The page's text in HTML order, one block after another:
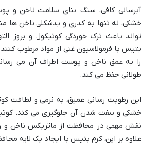
آبرسانی کافی، سنگ بنای سلامت ناخن و
خشکی، نه تنها به کدری و بدشکلی ناخن ها
تواند باعث ترک خوردگی کوتیکول و بروز
بتیس با فرمولاسیون غنی از مواد مرطوب
را به عمق ناخن و پوست اطراف آن می
طولانی حفظ می کند.
این رطوبت رسانی عمیق، به نرمی و لطافت
خشکی و سفت شدن آن جلوگیری می کند.
نقش مهمی در محافظت از ماتریکس ناخن و
علاوه بر این، کرم بتیس با ایجاد یک لایه